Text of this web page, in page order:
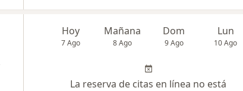
Hoy
7 Ago
Mañana
8 Ago
Dom
9 Ago
Lun
10 Ago
La reserva de citas en línea no está